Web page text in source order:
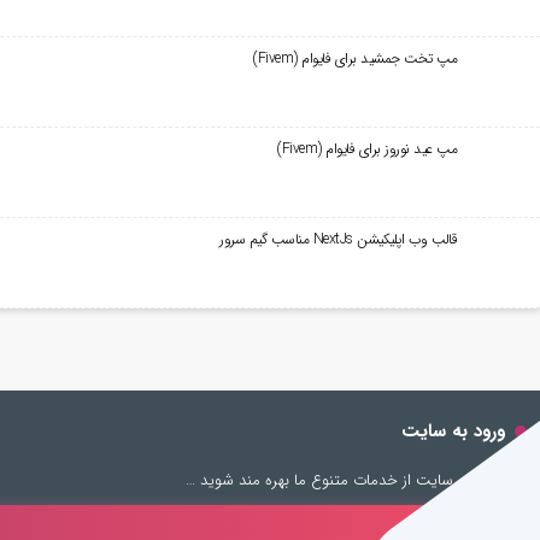
مپ تخت جمشید برای فایوام (Fivem)
مپ عید نوروز برای فایوام (Fivem)
قالب وب اپلیکیشن NextJs مناسب گیم سرور
ورود به سایت
با اشتراک در سایت از خدمات متنوع ما بهره مند شوید …